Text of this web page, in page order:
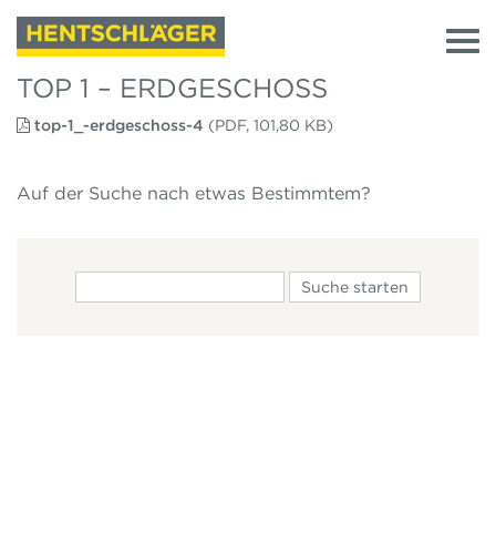
TOP 1 – ERDGESCHOSS
top-1_-erdgeschoss-4 (PDF, 101,80 KB)
Auf der Suche nach etwas Bestimmtem?